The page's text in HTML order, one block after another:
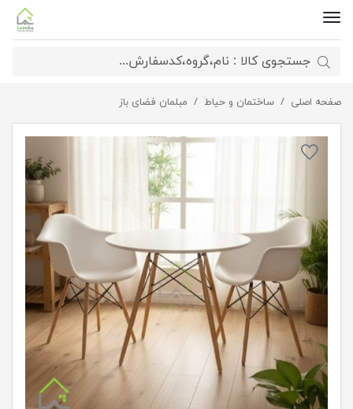
صفحه اصلی ساختمان و حیاط مبلمان فضای باز میز و صندلی فانتزی فایبرگلاس